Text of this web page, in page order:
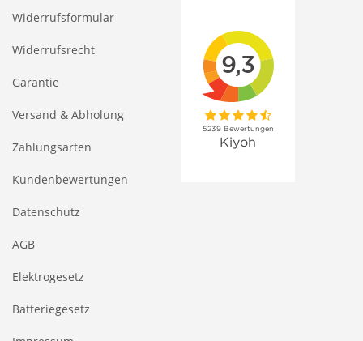
Widerrufsformular
Widerrufsrecht
Garantie
Versand & Abholung
Zahlungsarten
Kundenbewertungen
Datenschutz
AGB
Elektrogesetz
Batteriegesetz